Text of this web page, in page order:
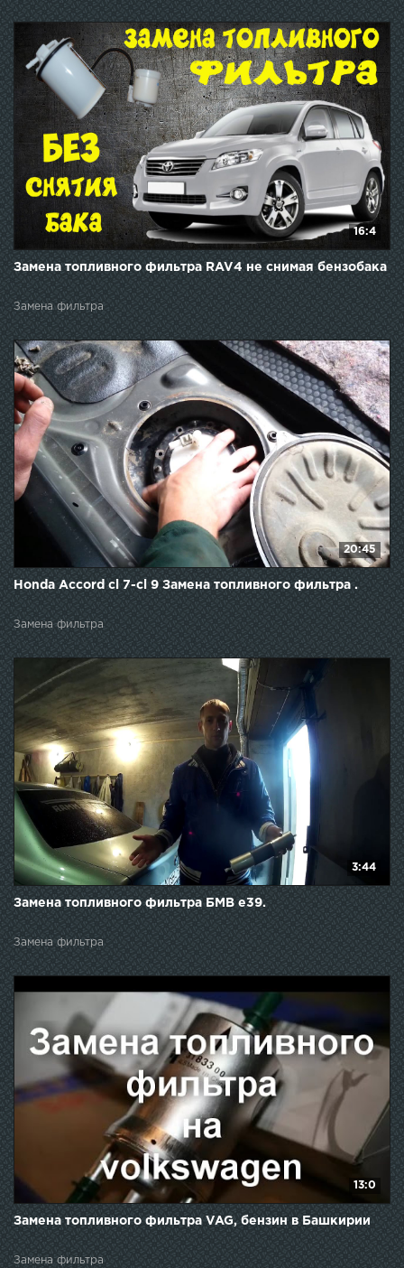
16:4
Замена топливного фильтра RAV4 не снимая бензобака
Замена фильтра
20:45
Honda Accord cl 7-cl 9 Замена топливного фильтра .
Замена фильтра
3:44
Замена топливного фильтра БМВ е39.
Замена фильтра
13:0
Замена топливного фильтра VAG, бензин в Башкирии
Замена фильтра